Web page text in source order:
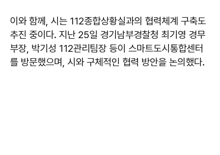
이와 함께, 시는 112종합상황실과의 협력체계 구축도
추진 중이다. 지난 25일 경기남부경찰청 최기영 경무
부장, 박기성 112관리팀장 등이 스마트도시통합센터
를 방문했으며, 시와 구체적인 협력 방안을 논의했다.